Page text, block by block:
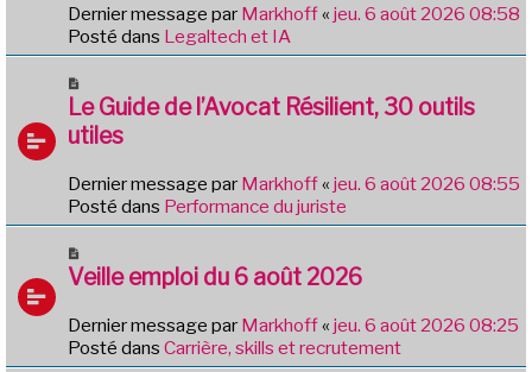
a
u
s
s
g
e
Dernier message par Markhoff« jeu. 6 août 2026 08:58
Posté dans Legaltech et IA
o
u
v
a
u
s
a
g
Le Guide de l’Avocat Résilient, 30 outils
utiles
Dernier message par Markhoff« jeu. 6 août 2026 08:55
Posté dans Performance du juriste
o
v
e
a
Veille emploi du 6 août 2026
Dernier message par Markhoff« jeu. 6 août 2026 08:25
Posté dans Carrière, skills et recrutement